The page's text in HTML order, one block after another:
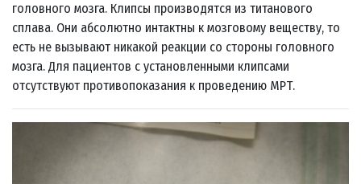
головного мозга. Клипсы производятся из титанового
сплава. Они абсолютно интактны к мозговому веществу, то
есть не вызывают никакой реакции со стороны головного
мозга. Для пациентов с установленными клипсами
отсутствуют противопоказания к проведению МРТ.